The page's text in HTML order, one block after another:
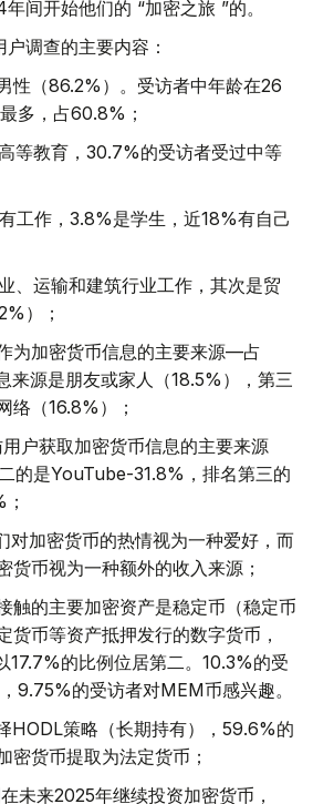
开始他们的 “加密之旅 ”的。
调查的主要内容：
性（86.2%）。受访者中年龄在26
多，占60.8%；
等教育，30.7%的受访者受过中等
工作，3.8%是学生，近18%有自己
、运输和建筑行业工作，其次是贸
）；
为加密货币信息的主要来源—占
来源是朋友或家人（18.5%），第三
络（16.8%）；
户获取加密货币信息的主要来源
的是YouTube-31.8%，排名第三的
对加密货币的热情视为一种爱好，而
货币视为一种额外的收入来源；
触的主要加密资产是稳定币（稳定币
货币等资产抵押发行的数字货币，
17.7%的比例位居第二。10.3%的受
9.75%的受访者对MEM币感兴趣。
HODL策略（长期持有），59.6%的
密货币提取为法定货币；
未来2025年继续投资加密货币，